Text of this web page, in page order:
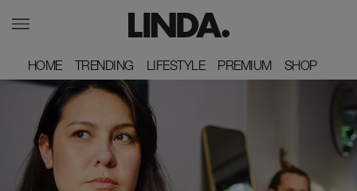
HOME
HOME TRENDING
TRENDING LIFESTYLE
LIFESTYLE PREMIUM
PREMIUM SHOP
SHOP